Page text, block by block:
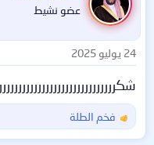
عضو نشيط
24 يوليو 2025
ل
فخم الطلة